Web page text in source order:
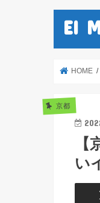
El
HOME
京都
い